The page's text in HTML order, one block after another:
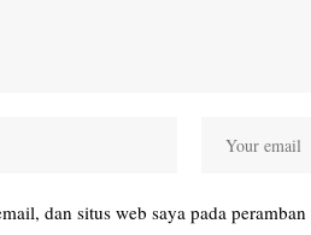
dan situs web saya pada